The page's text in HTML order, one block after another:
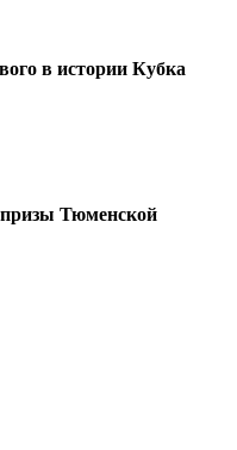
в истории Кубка
Тюменской